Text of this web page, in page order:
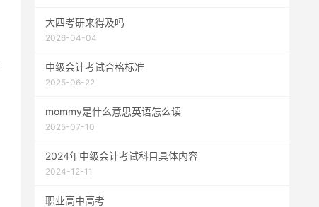
大四考研来得及吗
2026-04-04
中级会计考试合格标准
2025-06-22
mommy是什么意思英语怎么读
2025-07-10
2024年中级会计考试科目具体内容
2024-12-11
职业高中高考